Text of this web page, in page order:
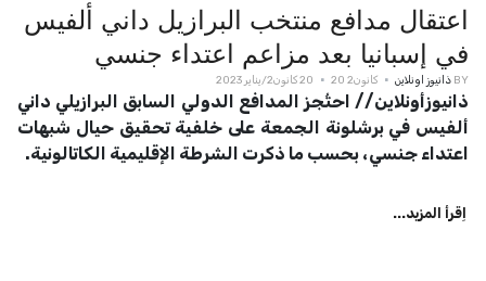
اعتقال مدافع منتخب البرازيل داني ألفيس
في إسبانيا بعد مزاعم اعتداء جنسي
BY ذانيوز اونلاين كانون2 20 20 كانون2/يناير 2023
ذانيوزأونلاين// احتُجز المدافع الدولي السابق البرازيلي داني
ألفيس في برشلونة الجمعة على خلفية تحقيق حيال شبهات
اعتداء جنسي، بحسب ما ذكرت الشرطة الإقليمية الكاتالونية.
اِقرأ المزيد...